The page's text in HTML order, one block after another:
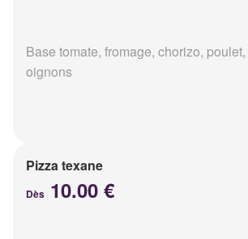
Base tomate, fromage, chorizo,
oignons
Pizza texane
Dès 10.00 €